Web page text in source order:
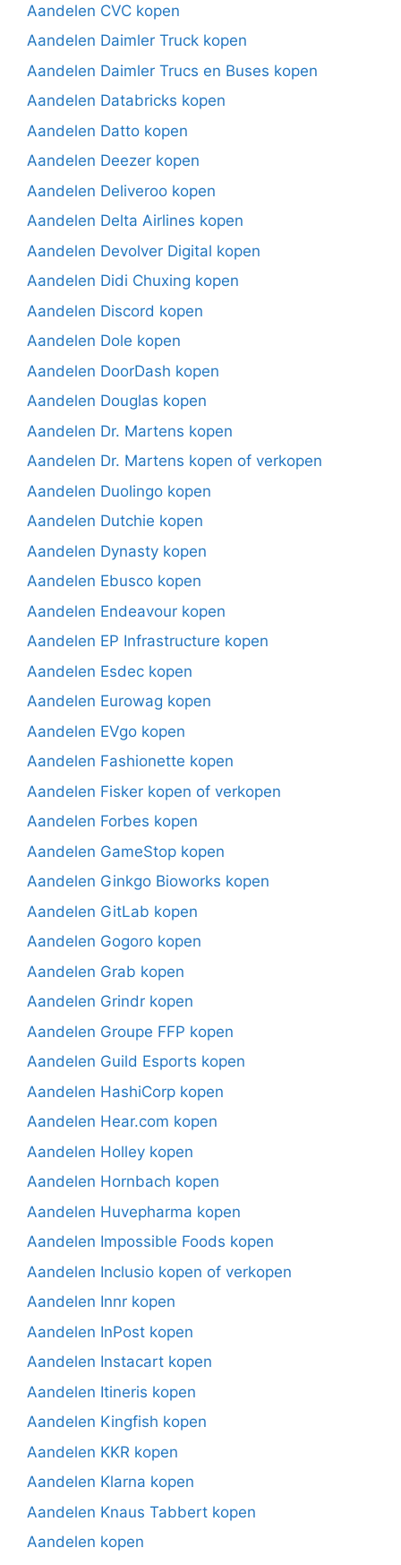
Aandelen CVC kopen
Aandelen Daimler Truck kopen
Aandelen Daimler Trucs en Buses kopen
Aandelen Databricks kopen
Aandelen Datto kopen
Aandelen Deezer kopen
Aandelen Deliveroo kopen
Aandelen Delta Airlines kopen
Aandelen Devolver Digital kopen
Aandelen Didi Chuxing kopen
Aandelen Discord kopen
Aandelen Dole kopen
Aandelen DoorDash kopen
Aandelen Douglas kopen
Aandelen Dr. Martens kopen
Aandelen Dr. Martens kopen of verkopen
Aandelen Duolingo kopen
Aandelen Dutchie kopen
Aandelen Dynasty kopen
Aandelen Ebusco kopen
Aandelen Endeavour kopen
Aandelen EP Infrastructure kopen
Aandelen Esdec kopen
Aandelen Eurowag kopen
Aandelen EVgo kopen
Aandelen Fashionette kopen
Aandelen Fisker kopen of verkopen
Aandelen Forbes kopen
Aandelen GameStop kopen
Aandelen Ginkgo Bioworks kopen
Aandelen GitLab kopen
Aandelen Gogoro kopen
Aandelen Grab kopen
Aandelen Grindr kopen
Aandelen Groupe FFP kopen
Aandelen Guild Esports kopen
Aandelen HashiCorp kopen
Aandelen Hear.com kopen
Aandelen Holley kopen
Aandelen Hornbach kopen
Aandelen Huvepharma kopen
Aandelen Impossible Foods kopen
Aandelen Inclusio kopen of verkopen
Aandelen Innr kopen
Aandelen InPost kopen
Aandelen Instacart kopen
Aandelen Itineris kopen
Aandelen Kingfish kopen
Aandelen KKR kopen
Aandelen Klarna kopen
Aandelen Knaus Tabbert kopen
Aandelen kopen